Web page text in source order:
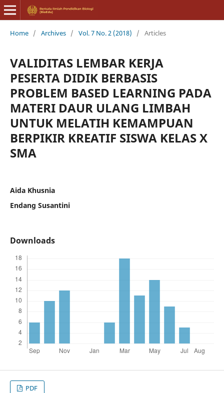
Home / Archives / Vol. 7 No. 2 (2018) / Articles
VALIDITAS LEMBAR KERJA
PESERTA DIDIK BERBASIS
PROBLEM BASED LEARNING PADA
MATERI DAUR ULANG LIMBAH
UNTUK MELATIH KEMAMPUAN
BERPIKIR KREATIF SISWA KELAS X
SMA
Aida Khusnia
Endang Susantini
Downloads
PDF